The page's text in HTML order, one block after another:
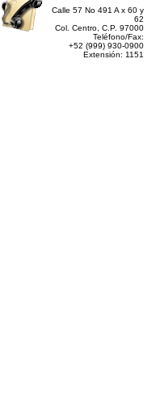
Calle 57 No 491 A x 60 y
62
Col. Centro, C.P. 97000
Teléfono/Fax:
+52 (999) 930-0900
Extensión: 1151